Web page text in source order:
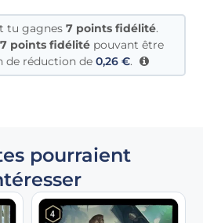
tu gagnes7 points fidélité.
points fidélité pouvant être
de réduction de0,26€.
pourraient